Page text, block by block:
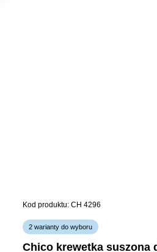
Kod produktu: CH 4296
2 warianty do wyboru
chico krewetka suszona dla żółwi i dużych